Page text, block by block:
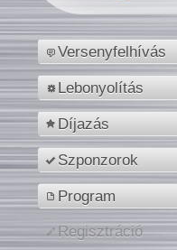
Versenyfelhívás
Lebonyolítás
Díjazás
Szponzorok
Program
Regisztráció